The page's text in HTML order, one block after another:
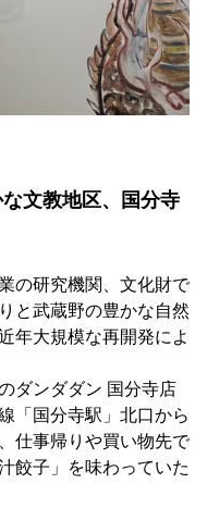
文教地区、国分寺
の研究機関、文化財で
と武蔵野の豊かな自然
年大規模な再開発によ
ダンダダン 国分寺店
「国分寺駅」北口から
仕事帰りや買い物先で
餃子」を味わっていた